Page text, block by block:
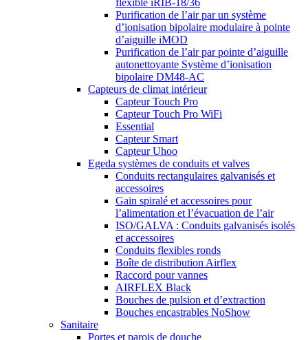
flexible iRIB-18/36
Purification de l’air par un système
d’ionisation bipolaire modulaire à pointe
d’aiguille iMOD
Purification de l’air par pointe d’aiguille
autonettoyante Système d’ionisation
bipolaire DM48-AC
Capteurs de climat intérieur
Capteur Touch Pro
Capteur Touch Pro WiFi
Essential
Capteur Smart
Capteur Uhoo
Egeda systèmes de conduits et valves
Conduits rectangulaires galvanisés et
accessoires
Gain spiralé et accessoires pour
l’alimentation et l’évacuation de l’air
ISO/GALVA : Conduits galvanisés isolés
et accessoires
Conduits flexibles ronds
Boîte de distribution Airflex
Raccord pour vannes
AIRFLEX Black
Bouches de pulsion et d’extraction
Bouches encastrables NoShow
Sanitaire
Portes et parois de douche